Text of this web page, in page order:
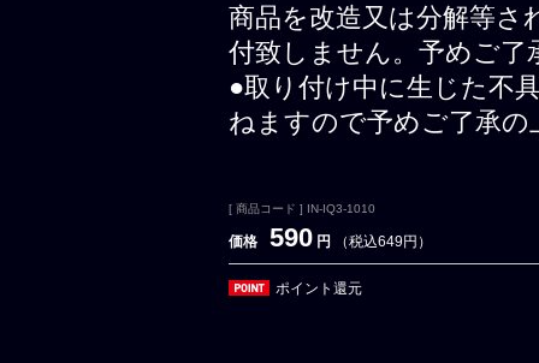
商品を改造又は分解等さ
付致しません。予めご了
●取り付け中に生じた不
ねますので予めご了承
[ 商品コード ] IN-IQ3-1010
価格 590 円 （税込649円）
ポイント還元